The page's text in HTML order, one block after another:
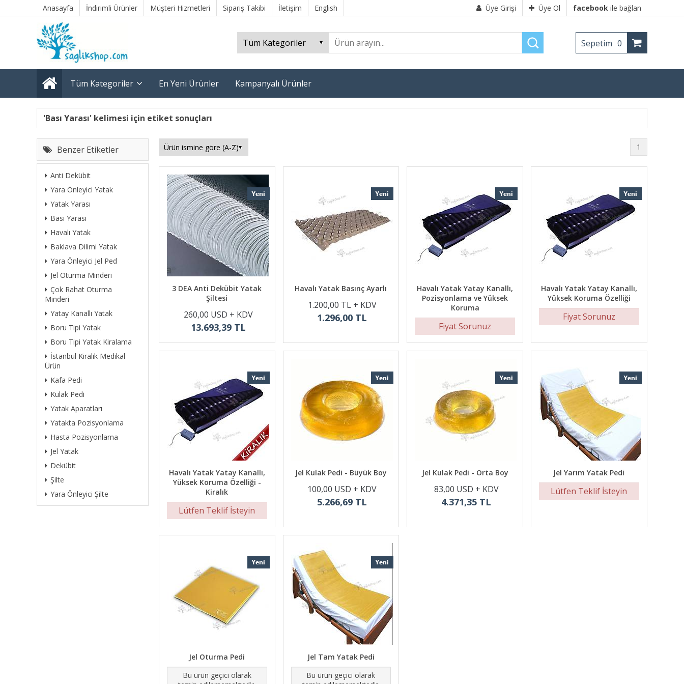
Anasayfa İndirimli Ürünler Müşteri Hizmetleri Sipariş Takibi İletişim English Üye Girişi Üye Ol facebook ile bağlan
Sepetim 0
Tüm Kategoriler En Yeni Ürünler Kampanyalı Ürünler
'Bası Yarası' kelimesi için etiket sonuçları
Benzer Etiketler
Anti Dekübit
Yara Önleyici Yatak
Yatak Yarası
Bası Yarası
Havalı Yatak
Baklava Dilimi Yatak
Yara Önleyici Jel Ped
Jel Oturma Minderi
Çok Rahat Oturma
Minderi
Yatay Kanallı Yatak
Boru Tipi Yatak
Boru Tipi Yatak Kiralama
İstanbul Kiralık Medikal
Ürün
Kafa Pedi
Kulak Pedi
Yatak Aparatları
Yatakta Pozisyonlama
Hasta Pozisyonlama
Jel Yatak
Dekübit
Şilte
Yara Önleyici Şilte
1
3 DEA Anti Dekübit Yatak
Şiltesi
260,00 USD + KDV
13.693,39 TL
Havalı Yatak Basınç Ayarlı
1.200,00 TL + KDV
1.296,00 TL
Havalı Yatak Yatay Kanallı,
Pozisyonlama ve Yüksek
Koruma
Fiyat Sorunuz
Havalı Yatak Yatay Kanallı,
Yüksek Koruma Özelliği
Fiyat Sorunuz
Havalı Yatak Yatay Kanallı,
Yüksek Koruma Özelliği -
Kiralık
Lütfen Teklif İsteyin
Jel Kulak Pedi - Büyük Boy
100,00 USD + KDV
5.266,69 TL
Jel Kulak Pedi - Orta Boy
83,00 USD + KDV
4.371,35 TL
Jel Yarım Yatak Pedi
Lütfen Teklif İsteyin
Jel Oturma Pedi
Bu ürün geçici olarak
Jel Tam Yatak Pedi
Bu ürün geçici olarak